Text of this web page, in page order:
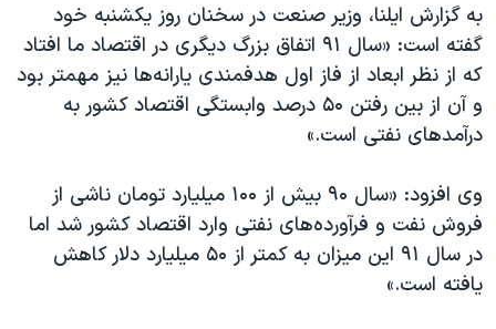
به گزارش ایلنا، وزیر صنعت در سخنان روز یکشنبه خود
گفته است: «سال ۹۱ اتفاق بزرگ دیگری در اقتصاد ما افتاد
که از نظر ابعاد از فاز اول هدفمندی یارانه‌ها نیز مهمتر بود
و آن از بین رفتن ۵۰ درصد وابستگی اقتصاد کشور به
درآمدهای نفتی است.»
وی افزود: «سال ۹۰ بیش از ۱۰۰ میلیارد تومان ناشی از
فروش نفت و فرآورده‌های نفتی وارد اقتصاد کشور شد اما
در سال ۹۱ این میزان به کمتر از ۵۰ میلیارد دلار کاهش
یافته است.»